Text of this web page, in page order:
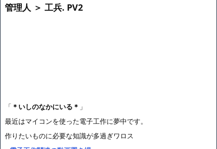
管理人 ＞ 工兵. PV2
「 ＊いしのなかにいる＊ 」
最近はマイコンを使った電子工作に夢中です。
作りたいものに必要な知識が多過ぎワロス